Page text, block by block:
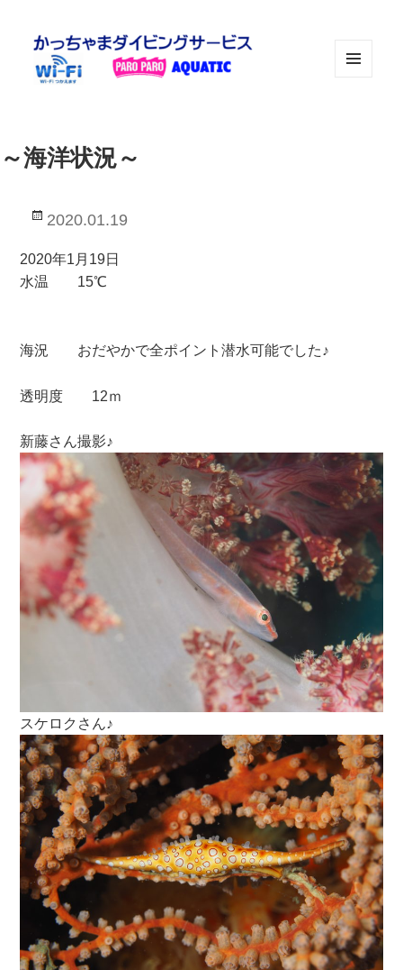
～海洋状況～
投
2020.01.19
2020年1月19日
水温 15℃
海況 おだやかで全ポイント潜水可能でした♪
透明度 12ｍ
新藤さん撮影♪
スケロクさん♪